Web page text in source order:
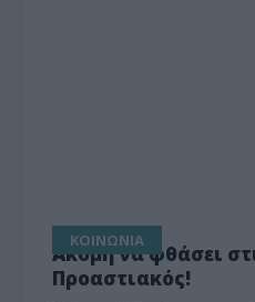
ΚΟΙΝΩΝΙΑ
Ακόμη να φθάσει
Προαστιακός!